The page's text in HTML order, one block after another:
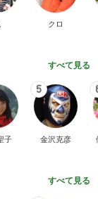
クロ
すべて見る
子
5
金沢克彦
すべて見る